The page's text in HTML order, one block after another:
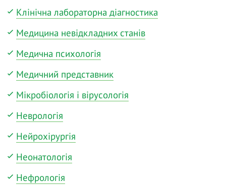
Клінічна лабораторна діагностика
Медицина невідкладних станів
Медична психологія
Медичний представник
Мікробіологія і вірусологія
Неврологія
Нейрохірургія
Неонатологія
Нефрологія